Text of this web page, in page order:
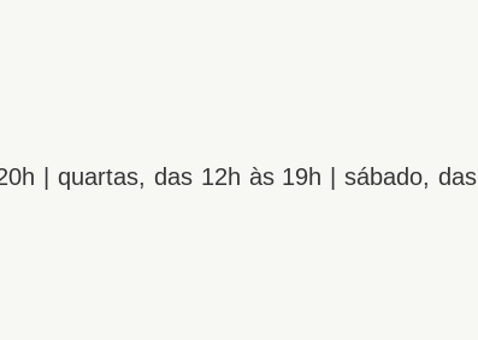
| quartas, das 12h às 19h | sábado, das